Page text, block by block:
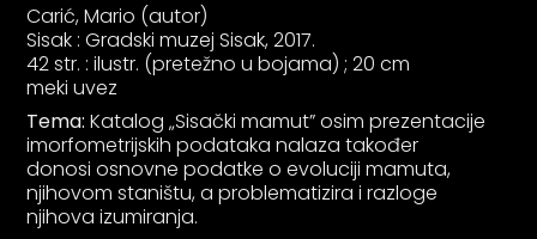
Carić, Mario (autor)
Sisak : Gradski muzej Sisak, 2017.
42 str. : ilustr. (pretežno u bojama) ; 20 cm
meki uvez
Tema:Katalog „Sisački mamut” osim prezentacije
imorfometrijskih podataka nalaza također
donosi osnovne podatke o evoluciji mamuta,
njihovom staništu, a problematizira i razloge
njihova izumiranja.